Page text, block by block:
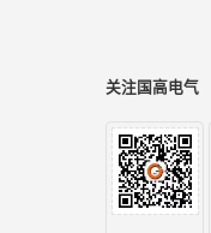
关注国高电气